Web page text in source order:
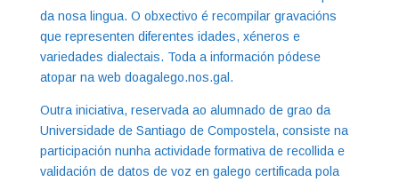
da nosa lingua. O obxectivo é recompilar gravacións
que representen diferentes idades, xéneros e
variedades dialectais. Toda a información pódese
atopar na web doagalego.nos.gal.
Outra iniciativa, reservada ao alumnado de grao da
Universidade de Santiago de Compostela, consiste na
participación nunha actividade formativa de recollida e
validación de datos de voz en galego certificada pola